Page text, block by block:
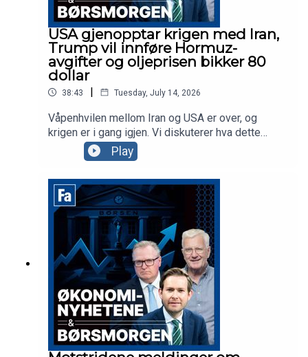
USA gjenopptar krigen med Iran,
Trump vil innføre Hormuz-
avgifter og oljeprisen bikker 80
dollar
38:43 | Tuesday, July 14, 2026
Våpenhvilen mellom Iran og USA er over, og
krigen er i gang igjen. Vi diskuterer hva dette
betyr både fra politikkens side, men også hvilken
betydning dette har for aksjemarkedet med både
aksjestrateg i DNB Carnegie. Vi diskuterer også
siste porteføljeendringer til Harper, og hvordan
han vil manøvere seg gjennom et marked som
igjen blir preget av uro.
Play